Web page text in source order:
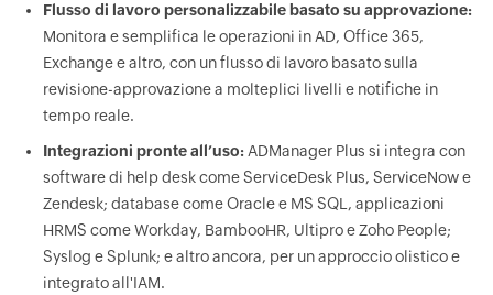
Flusso di lavoro personalizzabile basato su approvazione:
Monitora e semplifica le operazioni in AD, Office 365,
Exchange e altro, con un flusso di lavoro basato sulla
revisione-approvazione a molteplici livelli e notifiche in
tempo reale.
Integrazioni pronte all’uso:ADManager Plus si integra con
software di help desk come ServiceDesk Plus, ServiceNow e
Zendesk; database come Oracle e MS SQL, applicazioni
HRMS come Workday, BambooHR, Ultipro e Zoho People;
Syslog e Splunk; e altro ancora, per un approccio olistico e
integrato all'IAM.